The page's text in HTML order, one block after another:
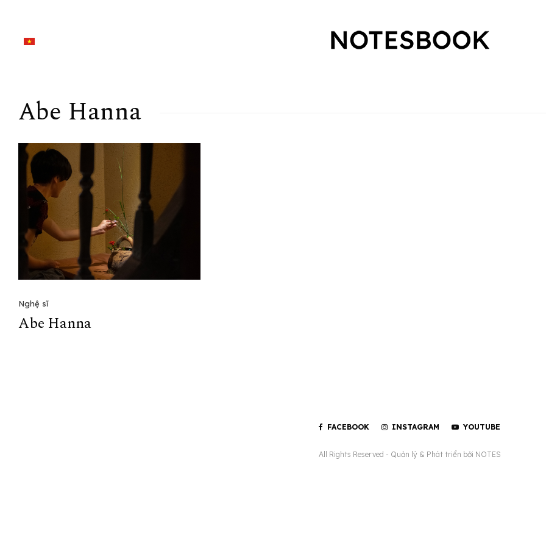
Abe Hanna
Nghệ sĩ
Abe Hanna
FACEBOOK INSTAGRAM YOUTUBE
All Rights Reserved - Quản lý & Phát triển bởi NOTES